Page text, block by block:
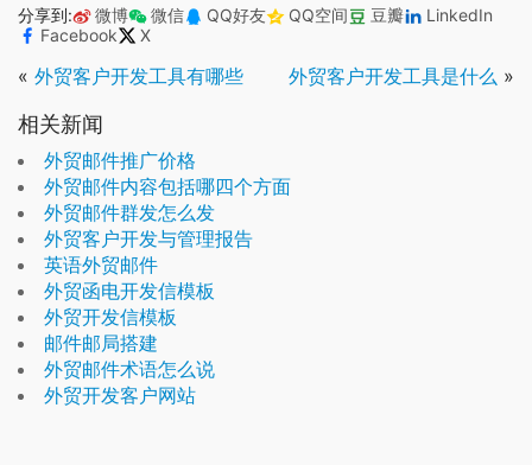
分享到: 微博 微信 QQ好友 QQ空间 豆瓣
LinkedIn
Facebook
X
« 外贸客户开发工具有哪些 外贸客户开发工具是什么 »
相关新闻
外贸邮件推广价格
外贸邮件内容包括哪四个方面
外贸邮件群发怎么发
外贸客户开发与管理报告
英语外贸邮件
外贸函电开发信模板
外贸开发信模板
邮件邮局搭建
外贸邮件术语怎么说
外贸开发客户网站